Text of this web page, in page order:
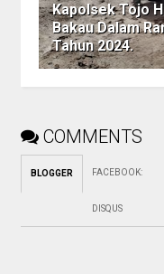
Kapolsek Tojo
Bakau Dalam
Tahun 2024.
COMMENTS
BLOGGER FACEBOOK:
DISQUS